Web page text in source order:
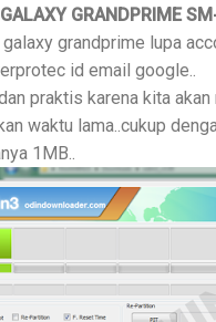
GRANDPRIME
grandprime lupa
id email google..
praktis karena kita
waktu lama..cukup
1MB..